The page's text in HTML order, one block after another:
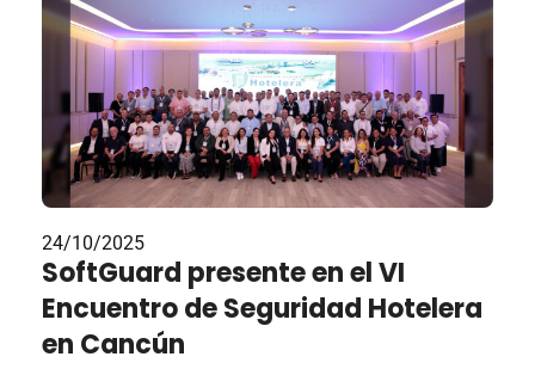
24/10/2025
SoftGuard presente en el VI
Encuentro de Seguridad Hotelera
en Cancún